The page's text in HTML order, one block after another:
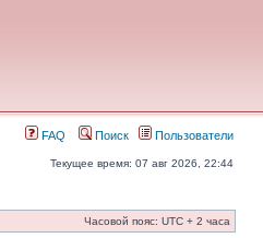
FAQ Поиск Пользователи
Текущее время: 07 авг 2026, 22:44
Часовой пояс: UTC + 2 часа